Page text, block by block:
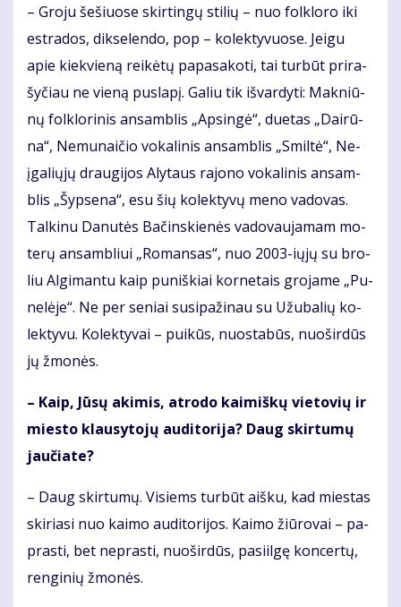
– Gro­ju še­šiuo­se skir­tin­gų sti­lių – nuo fol­klo­ro iki
est­ra­dos, dik­se­len­do, pop – ko­lek­ty­vuo­se. Jei­gu
apie kiek­vie­ną rei­kė­tų pa­pa­sa­ko­ti, tai tur­būt pri­ra­
šy­čiau ne vie­ną pus­la­pį. Ga­liu tik iš­var­dy­ti: Mak­niū­
nų fol­klo­ri­nis an­sam­blis „Ap­sin­gė“, du­e­tas „Dai­rū­
na“, Ne­mu­nai­čio vo­ka­li­nis an­sam­blis „Smil­tė“, Ne­
įga­lių­jų drau­gi­jos Aly­taus ra­jo­no vo­ka­li­nis an­sam­
blis „Šyp­se­na“, esu šių ko­lek­ty­vų me­no va­do­vas.
Tal­ki­nu Da­nu­tės Ba­čins­kie­nės va­do­vau­ja­mam mo­
te­rų an­sam­bliui „Ro­man­sas“, nuo 2003-ių­jų su bro­
liu Al­gi­man­tu kaip pu­niš­kiai kor­ne­tais gro­ja­me „Pu­
ne­lė­je“. Ne per se­niai su­si­pa­ži­nau su Užu­ba­lių ko­
lek­ty­vu. Ko­lek­ty­vai – pui­kūs, nuo­sta­būs, nuo­šir­dūs
jų žmo­nės.
– Kaip, Jū­sų aki­mis, at­ro­do kai­miš­kų vie­to­vių ir
mies­to klau­sy­to­jų au­di­to­ri­ja? Daug skir­tu­mų
jau­čia­te?
– Daug skir­tu­mų. Vi­siems tur­būt aiš­ku, kad mies­tas
ski­ria­si nuo kai­mo au­di­to­ri­jos. Kai­mo žiū­ro­vai – pa­
pras­ti, bet ne­pras­ti, nuo­šir­dūs, pa­si­il­gę kon­cer­tų,
ren­gi­nių žmo­nės.